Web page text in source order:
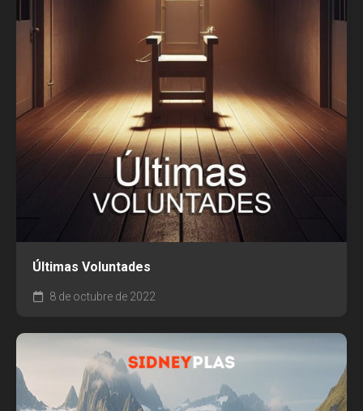
Últimas Voluntades
8 de octubre de 2022